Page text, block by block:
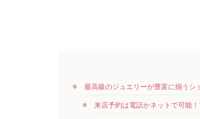
最高級のジュエリーが豊富に揃うシ
来店予約は電話かネットで可能